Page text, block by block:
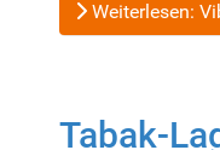
Weiterlesen:
Tabak-